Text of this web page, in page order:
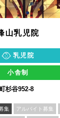
山乳児院
乳児院
小舎制
杉谷952-8
集 アルバイト募集